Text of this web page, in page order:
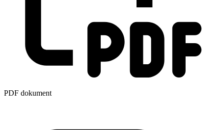
PDF dokument